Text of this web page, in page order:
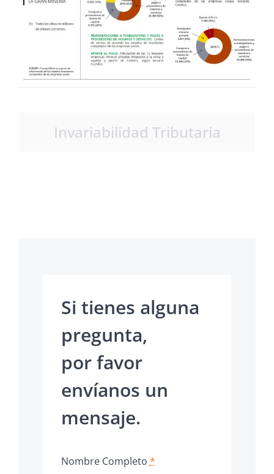
Invariabilidad Tributaria
Si tienes alguna
pregunta,
por favor
envíanos un
mensaje.
Nombre Completo*